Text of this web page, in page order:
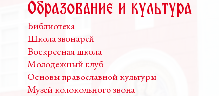
Образование и культура
Библиотека
Школа звонарей
Воскресная школа
Молодежный клуб
Основы православной культуры
Музей колокольного звона